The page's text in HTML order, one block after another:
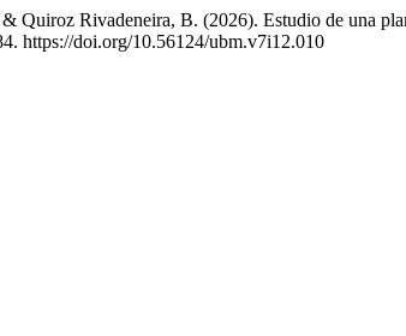
Quiroz Rivadeneira, B. (2026). Estudio de una
https://doi.org/10.56124/ubm.v7i12.010